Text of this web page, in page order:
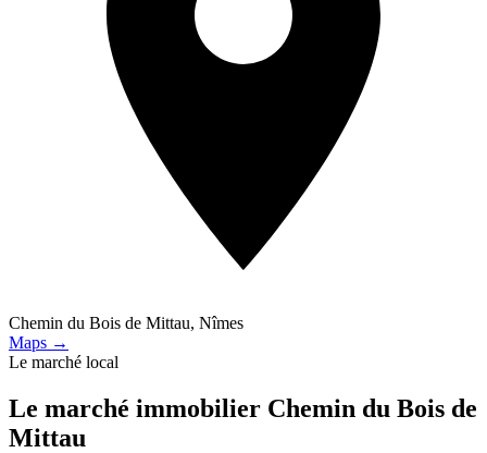
Chemin du Bois de Mittau, Nîmes
Maps →
Le marché local
Le marché immobilier Chemin du Bois de
Mittau